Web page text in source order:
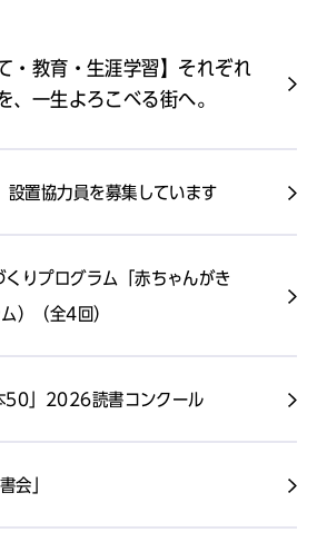
・教育・生涯学習】それぞれ
、一生よろこべる街へ。
設置協力員を募集しています
りプログラム「赤ちゃんがき
）（全4回）
50」2026読書コンクール
会」